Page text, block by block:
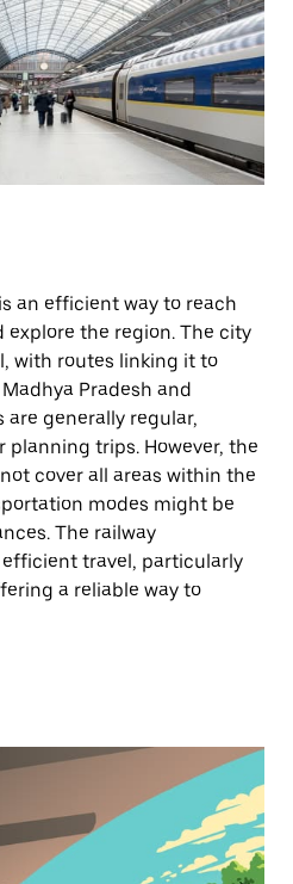
an efficient way to reach
the region. The city
with routes linking it to
Pradesh and
are generally regular,
trips. However, the
cover all areas within the
modes might be
The railway
travel, particularly
a reliable way to